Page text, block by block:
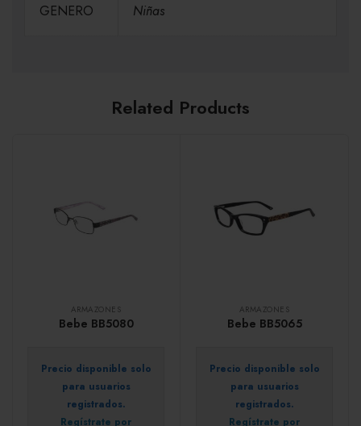
GENERO Niñas
Related Products
ARMAZONES
Bebe BB5080
Precio disponible solo
para usuarios
registrados.
Regístrate por
ARMAZONES
Bebe BB5065
Precio disponible solo
para usuarios
registrados.
Regístrate por